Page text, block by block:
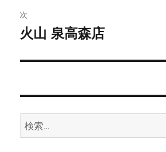
ビ
ゲ
ー
ン
稿:
次
次
投
火山 泉高森店
検
索: